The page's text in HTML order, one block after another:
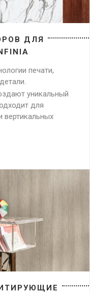
ДЛЯ
печати,
уникальный
для
вертикальных